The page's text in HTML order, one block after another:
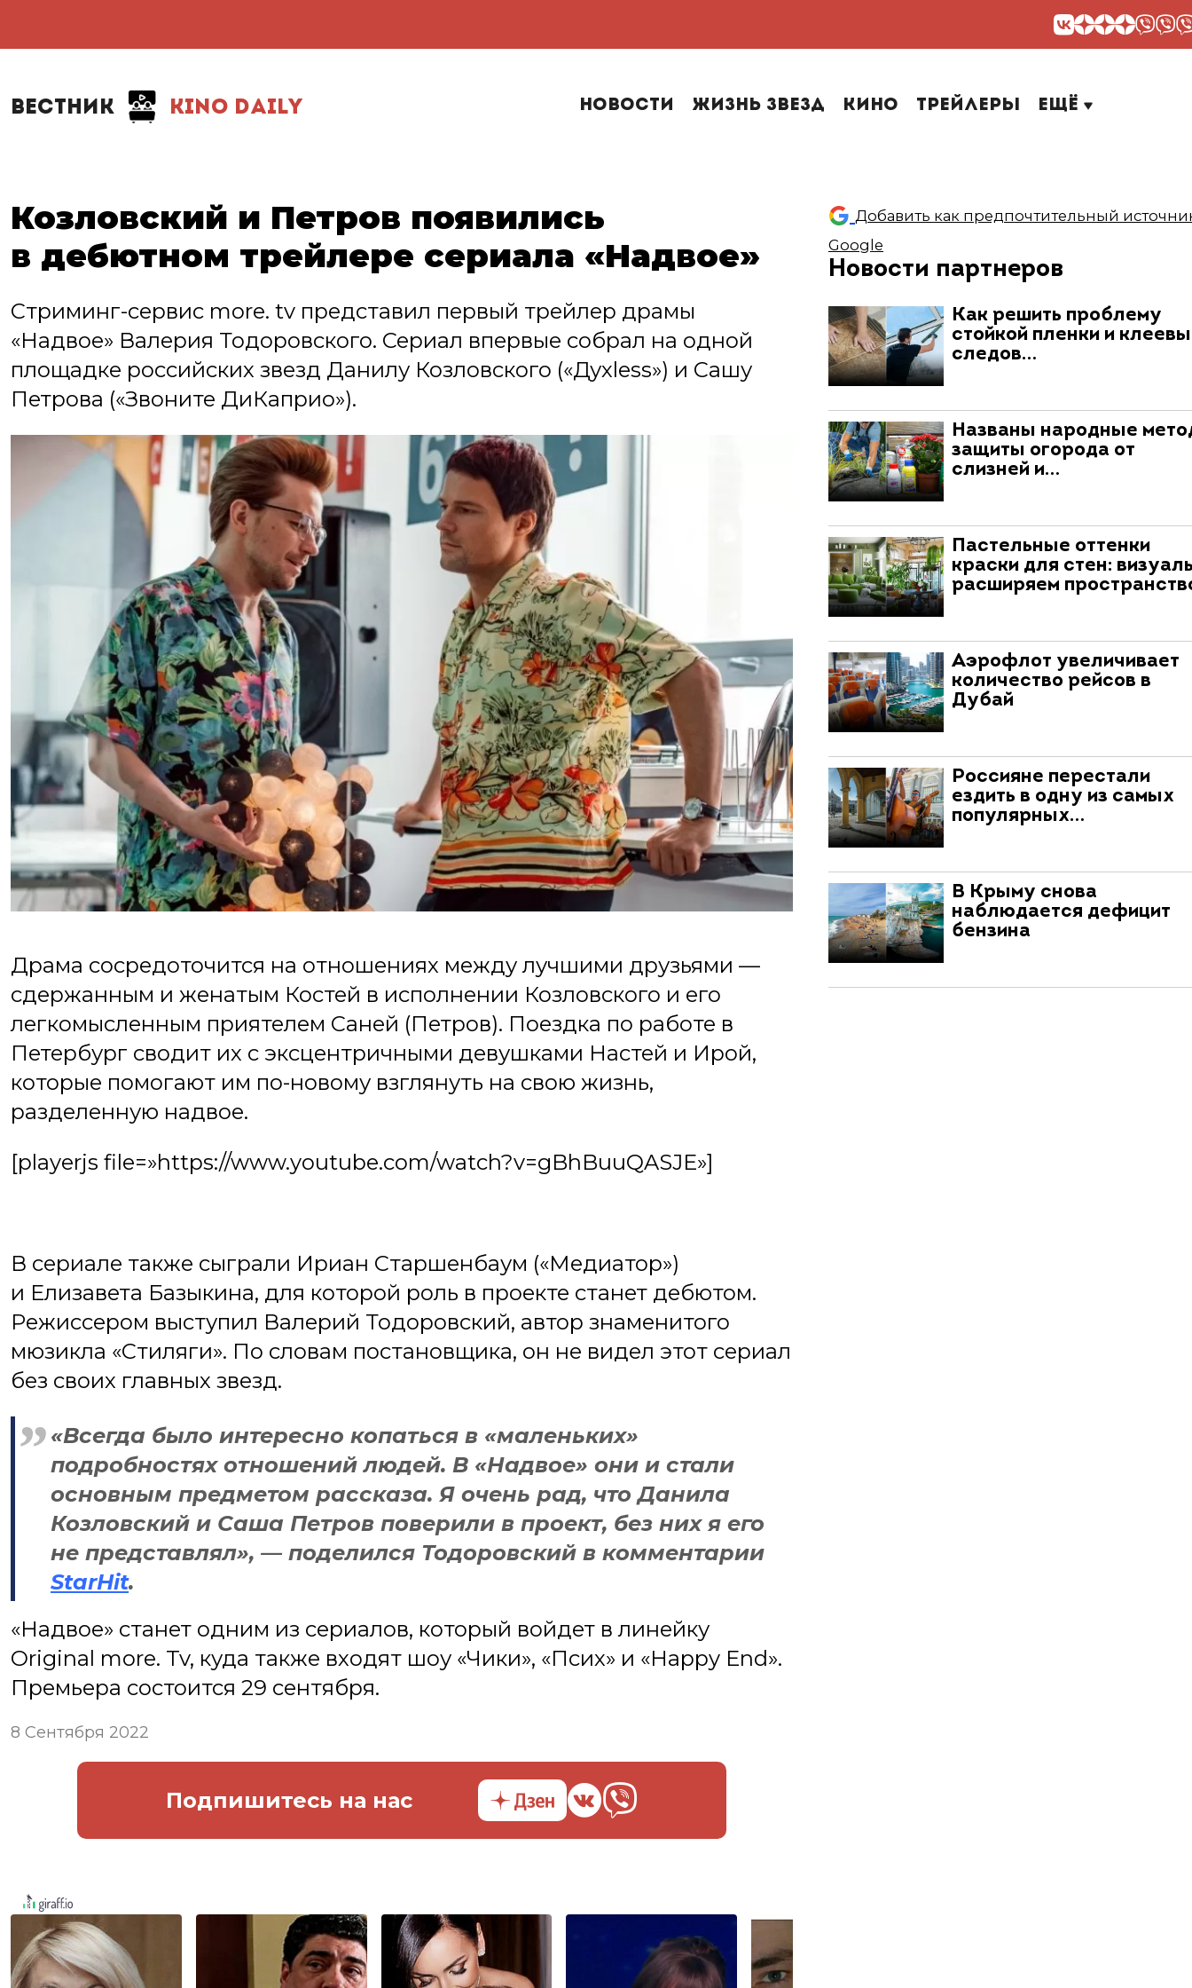
ВЕСТНИК KINO DAILY Новости Жизнь звезд Кино Трейлеры Ещё
Козловский и Петров появились
в дебютном трейлере сериала «Надвое»
Стриминг-сервис more. tv представил первый трейлер драмы
«Надвое» Валерия Тодоровского. Сериал впервые собрал на одной
площадке российских звезд Данилу Козловского («Духless») и Сашу
Петрова («Звоните ДиКаприо»).
Драма сосредоточится на отношениях между лучшими друзьями —
сдержанным и женатым Костей в исполнении Козловского и его
легкомысленным приятелем Саней (Петров). Поездка по работе в
Петербург сводит их с эксцентричными девушками Настей и Ирой,
которые помогают им по-новому взглянуть на свою жизнь,
разделенную надвое.
[playerjs file=»https://www.youtube.com/watch?v=gBhBuuQASJE»]
В сериале также сыграли Ириан Старшенбаум («Медиатор»)
и Елизавета Базыкина, для которой роль в проекте станет дебютом.
Режиссером выступил Валерий Тодоровский, автор знаменитого
мюзикла «Стиляги». По словам постановщика, он не видел этот сериал
без своих главных звезд.
«Всегда было интересно копаться в «маленьких»
подробностях отношений людей. В «Надвое» они и стали
основным предметом рассказа. Я очень рад, что Данила
Козловский и Саша Петров поверили в проект, без них я его
не представлял», — поделился Тодоровский в комментарии
StarHit.
«Надвое» станет одним из сериалов, который войдет в линейку
Original more. Tv, куда также входят шоу «Чики», «Псих» и «Happy End».
Премьера состоится 29 сентября.
8 Сентября 2022
Подпишитесь на нас
Добавить как предпочтительный
Google
Новости партнеров
Как решить проблему
стойкой пленки и
следов…
Названы народные
защиты огорода от
слизней и…
Пастельные оттенки
краски для стен:
расширяем
Аэрофлот увеличивает
количество рейсов в
Дубай
Россияне перестали
ездить в одну из самых
популярных…
В Крыму снова
наблюдается дефицит
бензина